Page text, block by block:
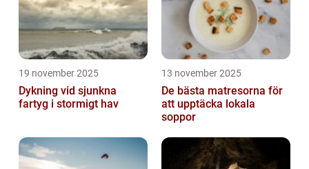
19 november 2025
Dykning vid sjunkna
fartyg i stormigt hav
13 november 2025
De bästa matresorna för
att upptäcka lokala
soppor